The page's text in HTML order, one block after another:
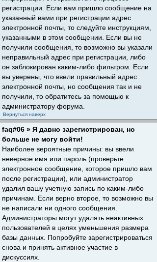
регистрации. Если вам пришло сообщение на
указанный вами при регистрации адрес
электронной почты, то следуйте инструкциям,
указанными в этом сообщении. Если вы не
получили сообщения, то возможно вы указали
неправильный адрес при регистрации, либо
он заблокирован каким-либо фильтром. Если
вы уверены, что ввели правильный адрес
электронной почты, но сообщения так и не
получили, то обратитесь за помощью к
администратору форума.
Вернуться наверх
faq#06 » Я давно зарегистрирован, но
больше не могу войти!
Наиболее вероятные причины: вы ввели
неверное имя или пароль (проверьте
электронное сообщение, которое пришло вам
после регистрации), или администратор
удалил вашу учетную запись по каким-либо
причинам. Если верно второе, то возможно вы
не написали ни одного сообщения.
Администраторы могут удалять неактивных
пользователей в целях уменьшения размера
базы данных. Попробуйте зарегистрироваться
снова и принять активное участие в
дискуссиях.